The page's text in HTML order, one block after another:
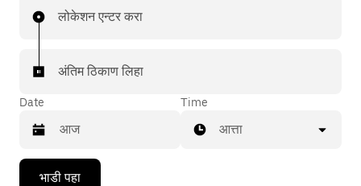
लोकेशन एन्टर करा
अंतिम ठिकाण लिहा
Date
Press
Time
आत्ता
भाडी पहा